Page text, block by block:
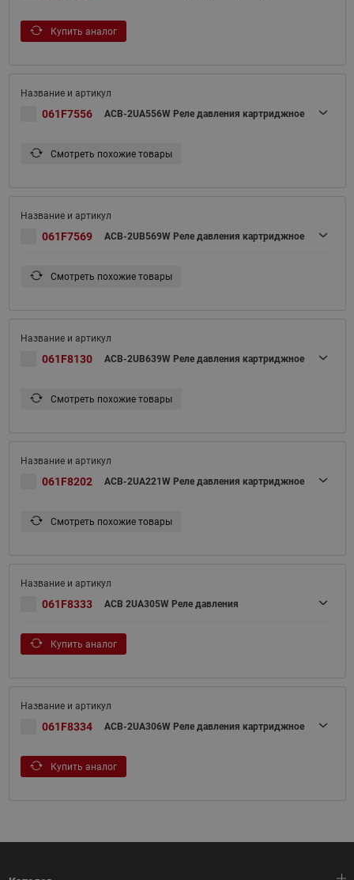
Купить аналог
061F7556 ACB-2UA556W Реле давления картриджное
Смотреть похожие товары
061F7569 ACB-2UB569W Реле давления картриджное
Смотреть похожие товары
061F8130 ACB-2UB639W Реле давления картриджное
Смотреть похожие товары
061F8202 ACB-2UA221W Реле давления картриджное
Смотреть похожие товары
061F8333 ACB 2UA305W Реле давления
Купить аналог
061F8334 ACB-2UA306W Реле давления картриджное
Купить аналог